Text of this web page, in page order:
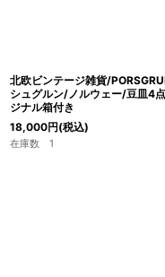
【2026.7.4更新】ヌ
【2026.7.3更新】
ーUP!
北欧ビンテージ雑貨/
シュグルン/ノルウェー/豆皿4
ジナル箱付き
18,000円(税込)
在庫数 1